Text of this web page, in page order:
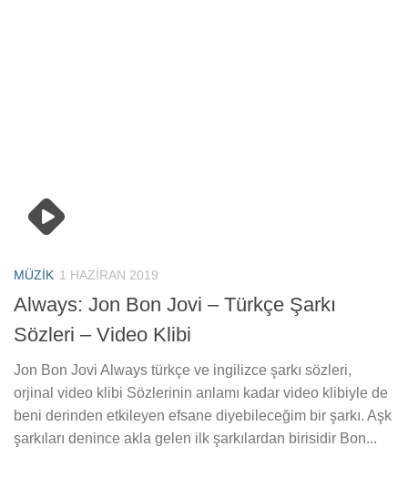
MÜZIK 1 HAZIRAN 2019
Always: Jon Bon Jovi – Türkçe Şarkı
Sözleri – Video Klibi
Jon Bon Jovi Always türkçe ve ingilizce şarkı sözleri,
orjinal video klibi Sözlerinin anlamı kadar video klibiyle de
beni derinden etkileyen efsane diyebileceğim bir şarkı. Aşk
şarkıları denince akla gelen ilk şarkılardan birisidir Bon...